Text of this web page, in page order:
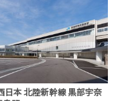
日本 北陸新幹線 黒部宇奈